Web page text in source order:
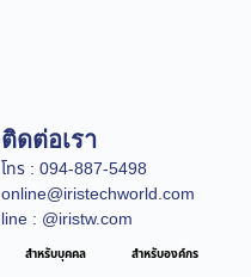
ติดต่อเรา
โทร : 094-887-5498
online@iristechworld.com
line : @iristw.com
สำหรับบุคคล สำหรับองค์กร